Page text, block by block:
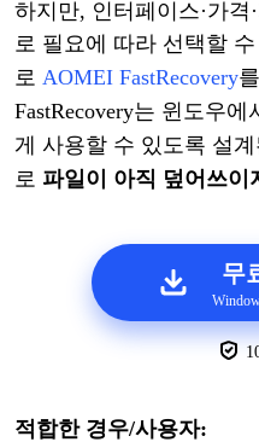
하지만, 인터페이스·가격
로 필요에 따라 선택할
로 AOMEI FastRecovery를
FastRecovery는 윈도우에
게 사용할 수 있도록 설계
로 파일이 아직 덮어쓰이
무
적합한 경우/사용자: